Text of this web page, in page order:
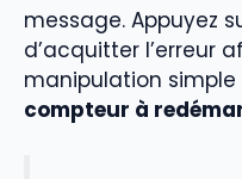
message. Appuyez
d’acquitter l’erreur
manipulation
compteur à